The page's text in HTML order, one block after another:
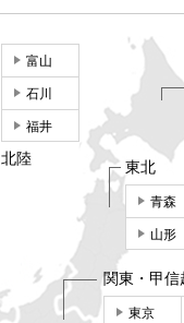
東北
青森
山形
関東・甲信
東京
富山
石川
福井
北陸